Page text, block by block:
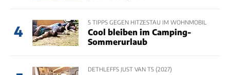
4
5 TIPPS GEGEN HITZESTAU IM WOHNMOBIL
Cool bleiben im Camping-
Sommerurlaub
DETHLEFFS JUST VAN T5 (2027)